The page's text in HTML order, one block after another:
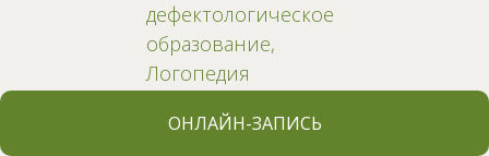
дефектологическое
образование,
Логопедия
время, аспирантура
ОНЛАЙН-ЗАПИСЬ